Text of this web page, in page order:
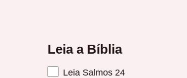
Leia a Bíblia
Leia Salmos 24